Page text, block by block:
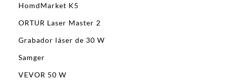
HomdMarket K5
ORTUR Laser Master 2
Grabador láser de 30 W
Samger
VEVOR 50 W